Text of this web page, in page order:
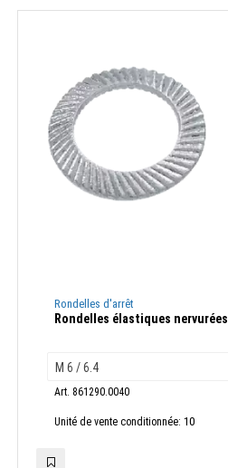
Rondelles d'arrêt
Rondelles élastiques nervurées
Art. 861290.0040
Unité de vente conditionnée: 10